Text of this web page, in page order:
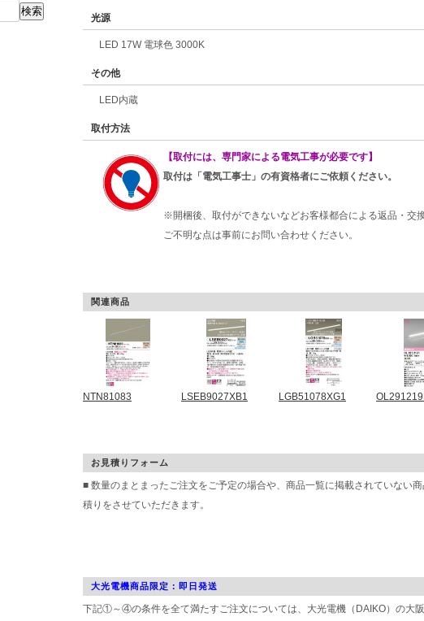
光源
LED 17W 電球色 3000K
その他
LED内蔵
取付方法
【取付には、専門家による電気工事が必要です】
取付は「電気工事士」の有資格者にご依頼ください。
※開梱後、取付ができないなどお客様都合による返品・交
ご不明な点は事前にお問い合わせください。
関連商品
NTN81083 LSEB9027XB1 LGB51078XG1
お見積りフォーム
■ 数量のまとまったご注文をご予定の場合や、商品一覧に掲載されていない
積りをさせていただきます。
大光電機商品限定：即日発送
下記①～④の条件を全て満たすご注文については、大光電機（DAIKO）の大阪